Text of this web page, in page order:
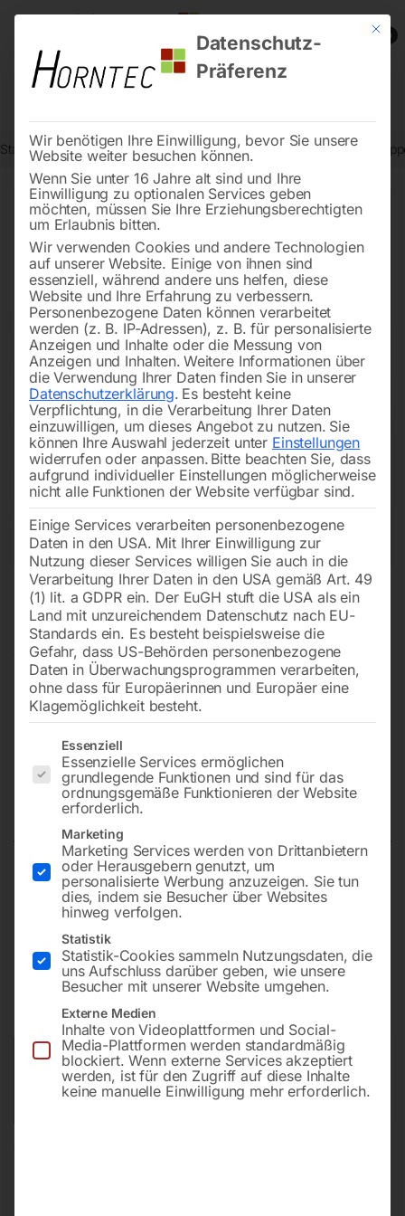
0
Start Stadtmobiliar Fahrradständer Fahrrad Parker B2Minck
Fahrrad Parker B2Minck
doppelseitig mit Werbetafel
Für 8 Stellplätze mit Achsabstand 60 cm
1.710,00
inkl. MwSt. zzgl.Versandkosten
Lieferzeit:ca. 5 - 10 Werktage
Versandkosten Standard (Österreich):€15,00
Bitte beachten Sie: Die Versandkosten gelten für Österreich.
Andere Länder können abweichen.
Mit
Datenschutz-
Präferenz
Wir benötigen Ihre Einwilligung, bevor Sie unsere
Website weiter besuchen können.
Wenn Sie unter 16 Jahre alt sind und Ihre
Einwilligung zu optionalen Services geben
möchten, müssen Sie Ihre Erziehungsberechtigten
um Erlaubnis bitten.
Wir verwenden Cookies und andere Technologien
auf unserer Website. Einige von ihnen sind
essenziell, während andere uns helfen, diese
Website und Ihre Erfahrung zu verbessern.
Personenbezogene Daten können verarbeitet
werden (z. B. IP-Adressen), z. B. für personalisierte
Anzeigen und Inhalte oder die Messung von
Anzeigen und Inhalten. Weitere Informationen über
die Verwendung Ihrer Daten finden Sie in unserer
Datenschutzerklärung. Es besteht keine
Verpflichtung, in die Verarbeitung Ihrer Daten
einzuwilligen, um dieses Angebot zu nutzen. Sie
können Ihre Auswahl jederzeit unter Einstellungen
widerrufen oder anpassen. Bitte beachten Sie, dass
aufgrund individueller Einstellungen möglicherweise
nicht alle Funktionen der Website verfügbar sind.
Einige Services verarbeiten personenbezogene
Daten in den USA. Mit Ihrer Einwilligung zur
Nutzung dieser Services willigen Sie auch in die
Verarbeitung Ihrer Daten in den USA gemäß Art. 49
(1) lit. a GDPR ein. Der EuGH stuft die USA als ein
Land mit unzureichendem Datenschutz nach EU-
Standards ein. Es besteht beispielsweise die
Gefahr, dass US-Behörden personenbezogene
Daten in Überwachungsprogrammen verarbeiten,
ohne dass für Europäerinnen und Europäer eine
Klagemöglichkeit besteht.
Es folgt eine Liste der Service-Gruppen, für die eine
Essenziell
Essenzielle Services ermöglichen
grundlegende Funktionen und sind für das
ordnungsgemäße Funktionieren der Website
erforderlich.
Marketing
Marketing Services werden von Drittanbietern
oder Herausgebern genutzt, um
personalisierte Werbung anzuzeigen. Sie tun
dies, indem sie Besucher über Websites
hinweg verfolgen.
Statistik
Statistik-Cookies sammeln Nutzungsdaten, die
uns Aufschluss darüber geben, wie unsere
Besucher mit unserer Website umgehen.
Externe Medien
Inhalte von Videoplattformen und Social-
Media-Plattformen werden standardmäßig
blockiert. Wenn externe Services akzeptiert
werden, ist für den Zugriff auf diese Inhalte
keine manuelle Einwilligung mehr erforderlich.